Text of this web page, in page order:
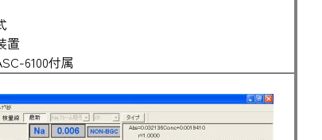
置
6100付属